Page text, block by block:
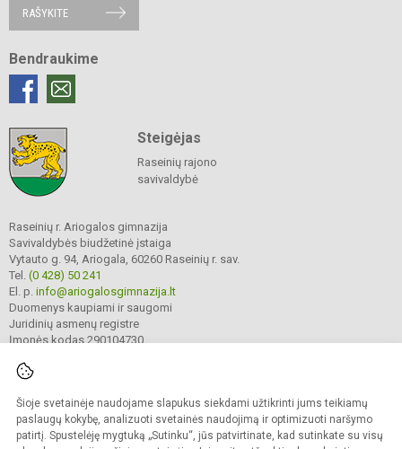
Šioje svetainėje naudojame slapukus siekdami užtikrinti jums teikiamų
paslaugų kokybę, analizuoti svetainės naudojimą ir optimizuoti naršymo
patirtį. Spustelėję mygtuką „Sutinku“, jūs patvirtinate, kad sutinkate su visų
RAŠYKITE
Bendraukime
Steigėjas
Raseinių rajono
savivaldybė
Raseinių r. Ariogalos gimnazija
Savivaldybės biudžetinė įstaiga
Vytauto g. 94, Ariogala, 60260 Raseinių r. sav.
Tel. (0 428) 50 241
El. p. info@ariogalosgimnazija.lt
Duomenys kaupiami ir saugomi
Juridinių asmenų registre
Įmonės kodas 290104730
© 2022. Raseinių r. Ariogalos gimnazija. Visos teisės saugomos.
Kopijuoti turinį be raštiško gimnazijos sutikimo griežtai draudžiama.
Prieinamumo paraiška Slapukų valdymas